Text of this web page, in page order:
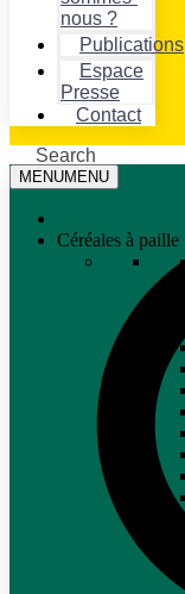
nous ?
Publications
Espace
Presse
Contact
Search
MENUMENU
Céréales à paille